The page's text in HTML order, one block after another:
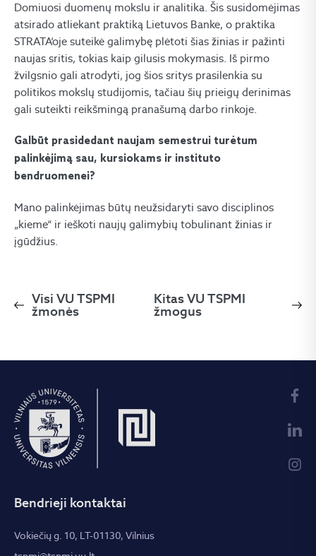
Domiuosi duomenų mokslu ir analitika. Šis susidomėjimas
atsirado atliekant praktiką Lietuvos Banke, o praktika
STRATA‘oje suteikė galimybę plėtoti šias žinias ir pažinti
naujas sritis, tokias kaip gilusis mokymasis. Iš pirmo
žvilgsnio gali atrodyti, jog šios sritys prasilenkia su
politikos mokslų studijomis, tačiau šių prieigų derinimas
gali suteikti reikšmingą pranašumą darbo rinkoje.
Galbūt prasidedant naujam semestrui turėtum
palinkėjimą sau, kursiokams ir instituto
bendruomenei?
Mano palinkėjimas būtų neužsidaryti savo disciplinos
„kieme“ ir ieškoti naujų galimybių tobulinant žinias ir
įgūdžius.
Visi VU TSPMI
žmonės
Kitas VU TSPMI
žmogus
Bendrieji kontaktai
Vokiečių g. 10, LT-01130, Vilnius